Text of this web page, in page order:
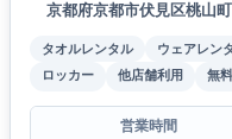
京都府京都市伏見区桃山
タオルレンタル ウェアレン
ロッカー
他店舗利用 無
営業時間